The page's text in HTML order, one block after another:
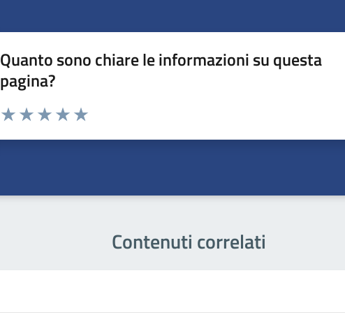
Quanto sono chiare le informazioni su questa
pagina?
Contenuti correlati